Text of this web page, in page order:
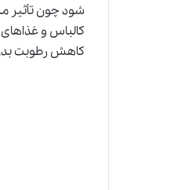
شود چون تأثیر
کالباس و
کاهش رطوبت